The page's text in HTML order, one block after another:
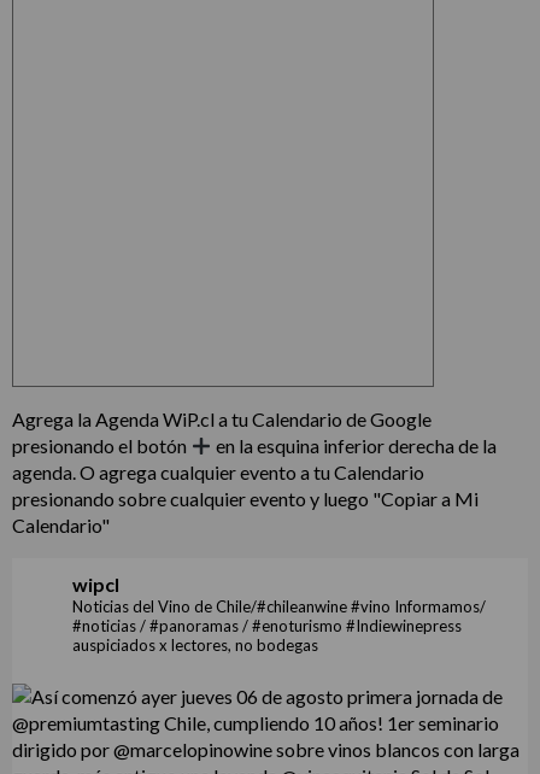
Agrega la Agenda WiP.cl a tu Calendario de Google
presionando el botón
en la esquina inferior derecha de la
agenda. O agrega cualquier evento a tu Calendario
presionando sobre cualquier evento y luego "Copiar a Mi
Calendario"
wipcl
Noticias del Vino de Chile/#chileanwine #vino Informamos/
#noticias / #panoramas / #enoturismo #Indiewinepress
auspiciados x lectores, no bodegas